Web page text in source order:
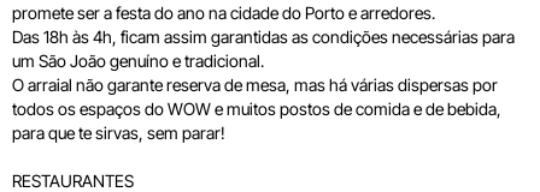
promete ser a festa do ano na cidade do Porto e arredores.
Das 18h às 4h, ficam assim garantidas as condições necessárias para
um São João genuíno e tradicional.
O arraial não garante reserva de mesa, mas há várias dispersas por
todos os espaços do WOW e muitos postos de comida e de bebida,
para que te sirvas, sem parar!
RESTAURANTES